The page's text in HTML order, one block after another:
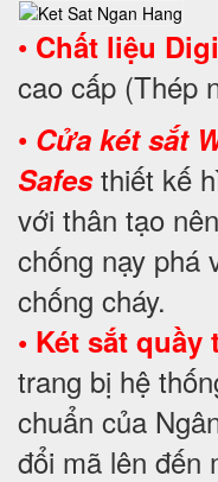
• Chất liệu
cao cấp (Thép
• Cửa két sắt
Safes thiết kế
với thân tạo
chống nạy phá
chống cháy.
• Két sắt
trang bị hệ
chuẩn của
đổi mã lên đến